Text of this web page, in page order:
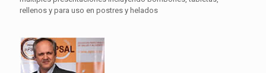
rellenos y para uso en postres y helados